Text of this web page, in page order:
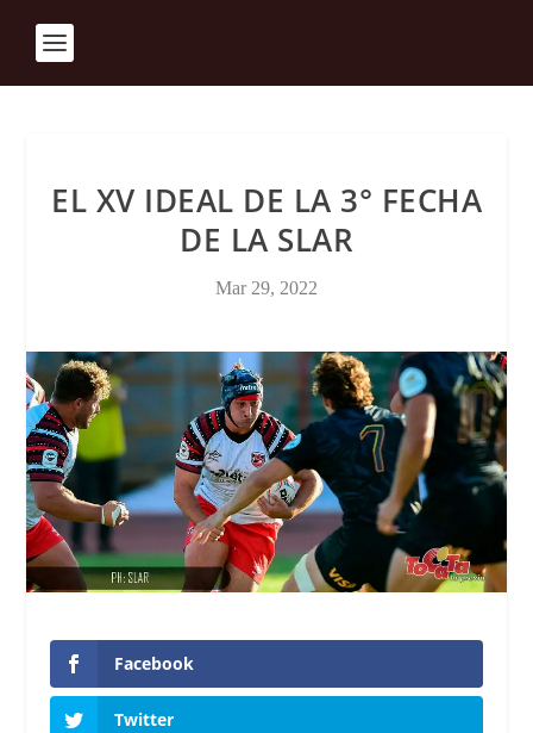
EL XV IDEAL DE LA 3° FECHA
DE LA SLAR
Mar 29, 2022
Facebook
Twitter